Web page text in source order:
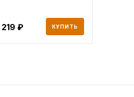
219 КУПИТЬ